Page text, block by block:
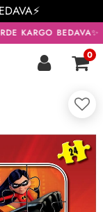
KARGO BEDAVA✨
0